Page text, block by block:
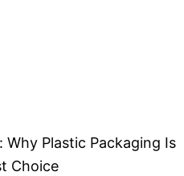
Why Plastic Packaging Is
Choice